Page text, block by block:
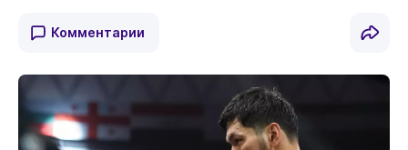
Комментарии